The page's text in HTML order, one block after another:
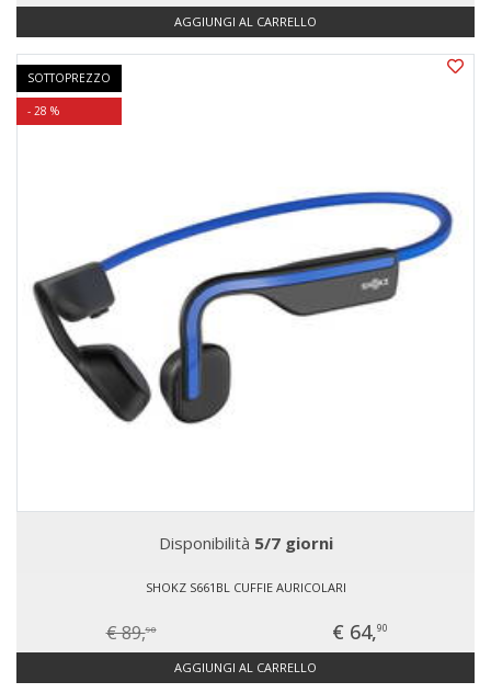
AGGIUNGI AL CARRELLO
SOTTOPREZZO
- 28 %
Disponibilità 5/7 giorni
SHOKZ S661BL CUFFIE AURICOLARI
€ 89,90 € 64,90
AGGIUNGI AL CARRELLO